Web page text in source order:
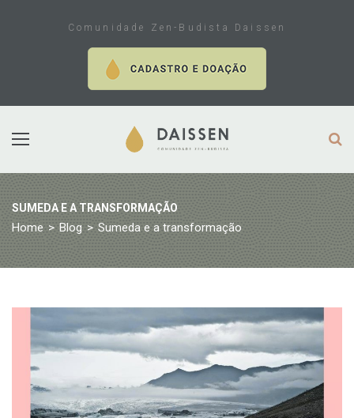
Comunidade Zen-Budista Daissen
SUMEDA E A TRANSFORMAÇÃO
Home > Blog > Sumeda e a transformação